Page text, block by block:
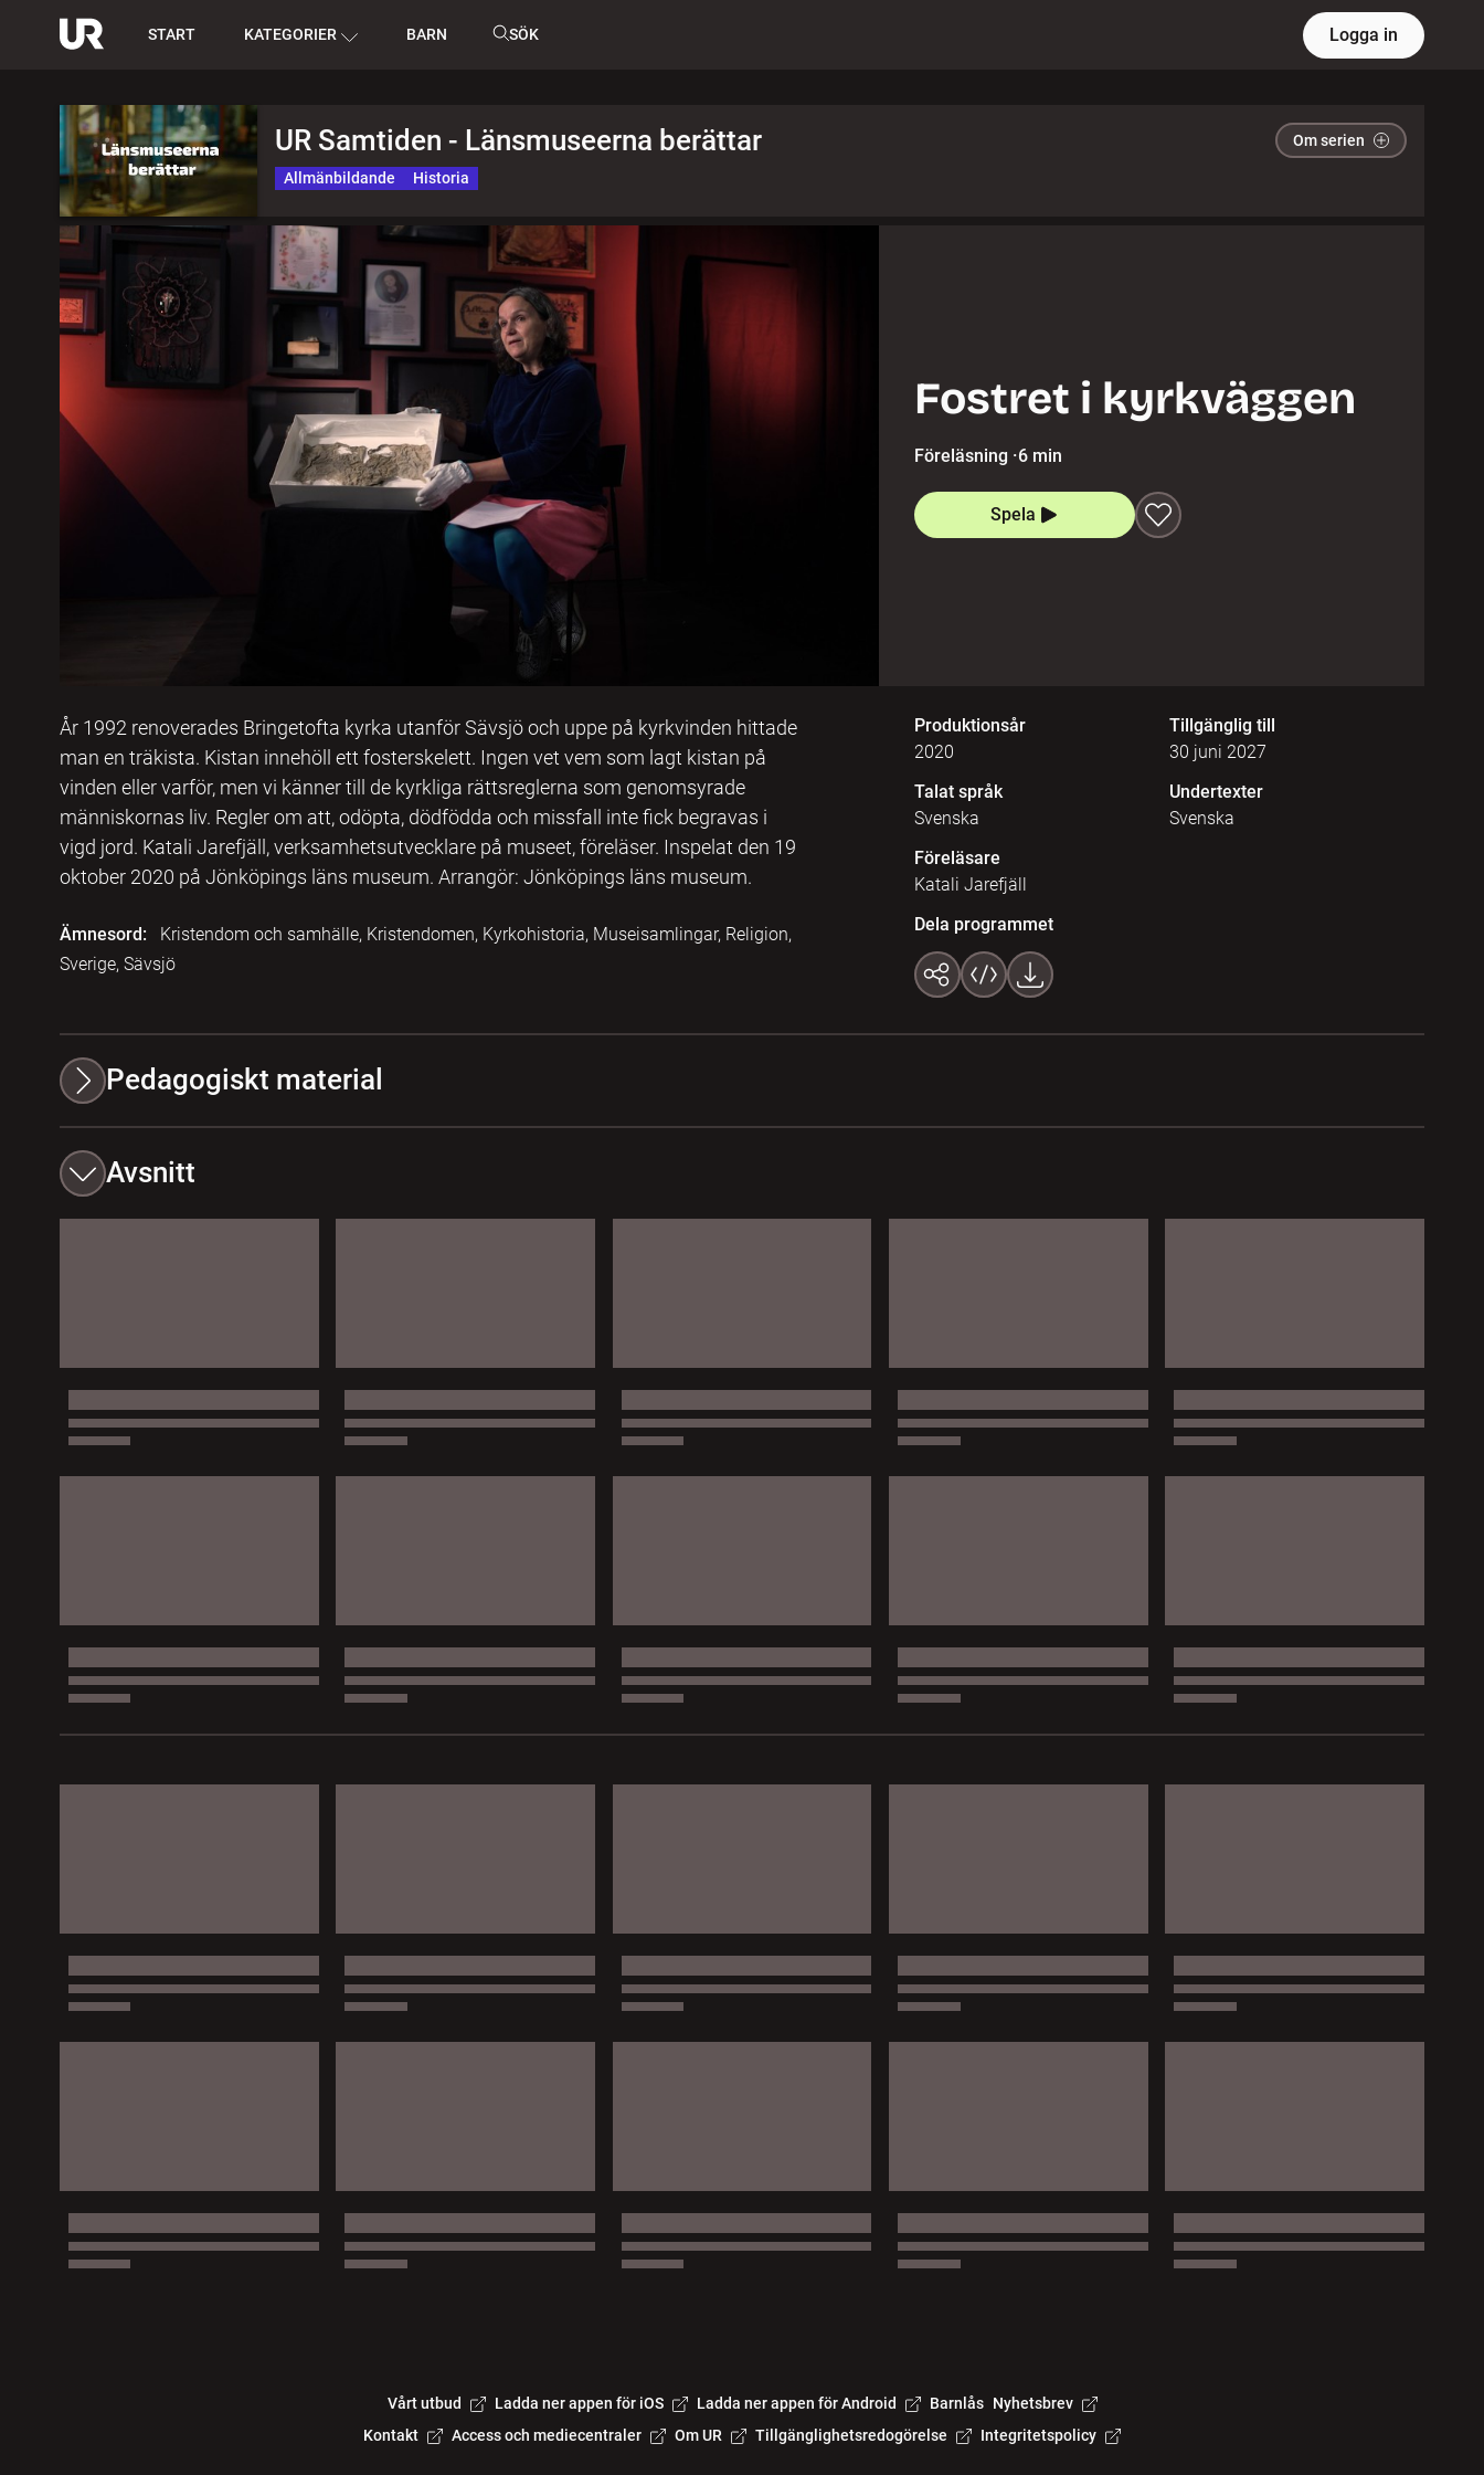
START KATEGORIER BARN SÖK Logga in
UR Samtiden - Länsmuseerna berättar Om serien
Allmänbildande Historia
Fostret i kyrkväggen
Föreläsning ·6 min
Spela
År 1992 renoverades Bringetofta kyrka utanför Sävsjö och uppe på kyrkvinden hittade
man en träkista. Kistan innehöll ett fosterskelett. Ingen vet vem som lagt kistan på
vinden eller varför, men vi känner till de kyrkliga rättsreglerna som genomsyrade
människornas liv. Regler om att, odöpta, dödfödda och missfall inte fick begravas i
vigd jord. Katali Jarefjäll, verksamhetsutvecklare på museet, föreläser. Inspelat den 19
oktober 2020 på Jönköpings läns museum. Arrangör: Jönköpings läns museum.
Ämnesord:
Kristendom och samhälle, Kristendomen, Kyrkohistoria, Museisamlingar, Religion,
Sverige, Sävsjö
Produktionsår
2020
Tillgänglig till
30 juni 2027
Talat språk
Svenska
Undertexter
Svenska
Föreläsare
Katali Jarefjäll
Dela programmet
Pedagogiskt material
Avsnitt
Vårt utbud Ladda ner appen för iOS Ladda ner appen för Android Barnlås Nyhetsbrev
Kontakt
Access och mediecentraler Om UR Tillgänglighetsredogörelse Integritetspolicy